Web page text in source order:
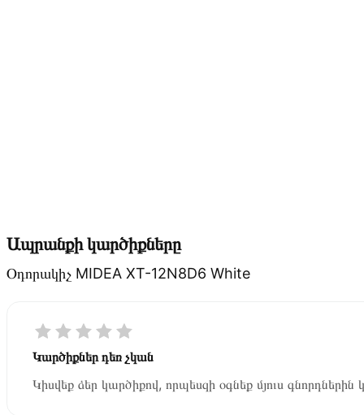
Ապրանքի կարծիքները
Օդորակիչ MIDEA XT-12N8D6 White
Կարծիքներ դեռ չկան
Կիսվեք ձեր կարծիքով, որպեսզի օգնեք մյուս գնորդներին